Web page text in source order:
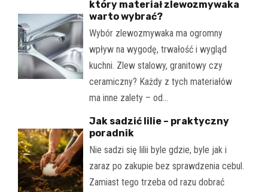
który materiał zlewozmywaka
warto wybrać?
Wybór zlewozmywaka ma ogromny
wpływ na wygodę, trwałość i wygląd
kuchni. Zlew stalowy, granitowy czy
ceramiczny? Każdy z tych materiałów
ma inne zalety – od…
Jak sadzić lilie – praktyczny
poradnik
Nie sadzi się lilii byle gdzie, byle jak i
zaraz po zakupie bez sprawdzenia cebul.
Zamiast tego trzeba od razu dobrać